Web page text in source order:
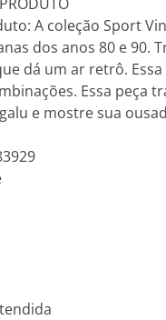
A coleção Sport
dos anos 80 e
dá um ar retrô.
Essa peça
e mostre sua